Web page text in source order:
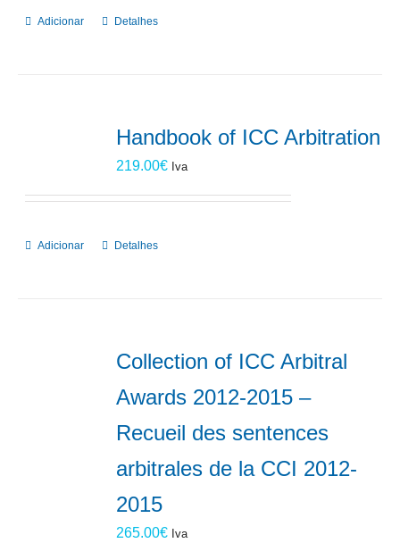
Adicionar Detalhes
Handbook of ICC Arbitration
219.00€ Iva
Adicionar Detalhes
Collection of ICC Arbitral
Awards 2012-2015 –
Recueil des sentences
arbitrales de la CCI 2012-
2015
265.00€ Iva